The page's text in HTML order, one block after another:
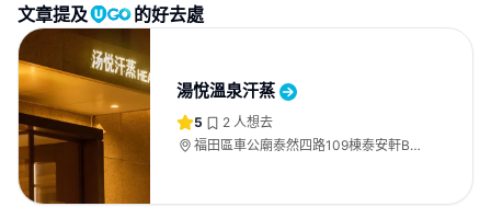
文章提及 的好去處
湯悅溫泉汗蒸
5 2 人想去
福田區車公廟泰然四路109棟泰安軒B座